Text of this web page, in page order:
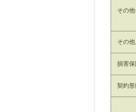
その
その
損害
契約